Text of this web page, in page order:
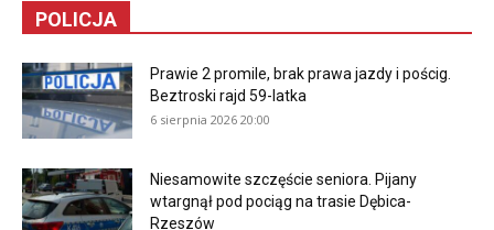
POLICJA
Prawie 2 promile, brak prawa jazdy i pościg.
Beztroski rajd 59-latka
6 sierpnia 2026 20:00
Niesamowite szczęście seniora. Pijany
wtargnął pod pociąg na trasie Dębica-
Rzeszów